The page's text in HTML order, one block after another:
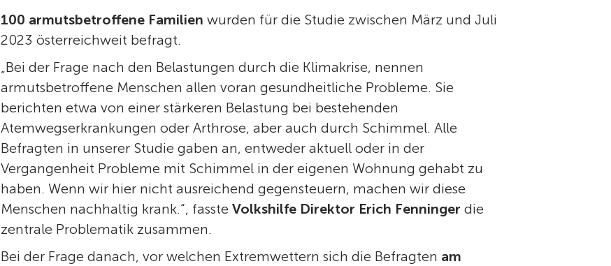
100 armutsbetroffene Familien wurden für die Studie zwischen März und Juli
2023 österreichweit befragt.
„Bei der Frage nach den Belastungen durch die Klimakrise, nennen
armutsbetroffene Menschen allen voran gesundheitliche Probleme. Sie
berichten etwa von einer stärkeren Belastung bei bestehenden
Atemwegserkrankungen oder Arthrose, aber auch durch Schimmel. Alle
Befragten in unserer Studie gaben an, entweder aktuell oder in der
Vergangenheit Probleme mit Schimmel in der eigenen Wohnung gehabt zu
haben. Wenn wir hier nicht ausreichend gegensteuern, machen wir diese
Menschen nachhaltig krank.“, fasste Volkshilfe Direktor Erich Fenninger die
zentrale Problematik zusammen.
Bei der Frage danach, vor welchen Extremwettern sich die Befragten am